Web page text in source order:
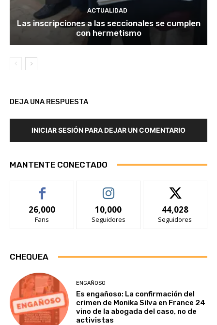
ACTUALIDAD
Las inscripciones a las seccionales se cumplen
con hermetismo
DEJA UNA RESPUESTA
INICIAR SESIÓN PARA DEJAR UN COMENTARIO
MANTENTE CONECTADO
26,000
Fans
10,000
Seguidores
44,028
Seguidores
CHEQUEA
ENGAÑOSO
Es engañoso: La confirmación del
crimen de Monika Silva en France 24
vino de la abogada del caso, no de
activistas